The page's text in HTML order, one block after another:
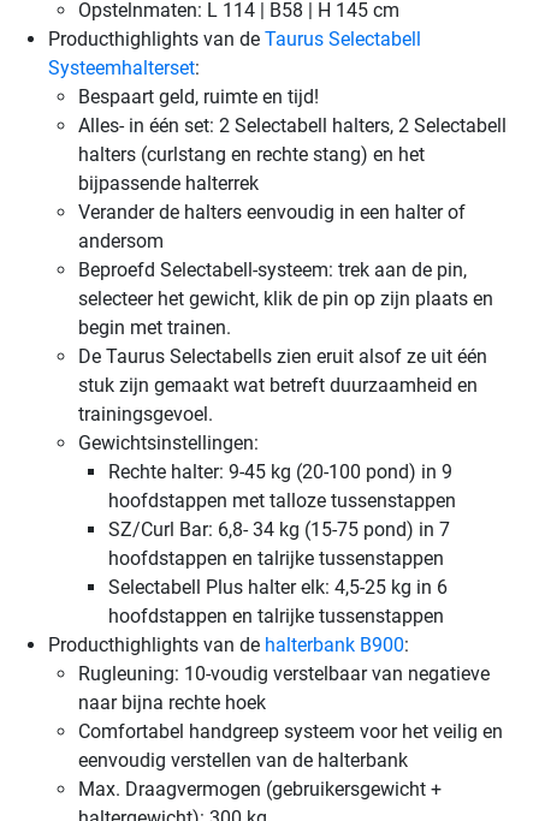
Opstelnmaten: L 114 | B58 | H 145 cm
Producthighlights van de Taurus Selectabell
Systeemhalterset:
Bespaart geld, ruimte en tijd!
Alles- in één set: 2 Selectabell halters, 2 Selectabell
halters (curlstang en rechte stang) en het
bijpassende halterrek
Verander de halters eenvoudig in een halter of
andersom
Beproefd Selectabell-systeem: trek aan de pin,
selecteer het gewicht, klik de pin op zijn plaats en
begin met trainen.
De Taurus Selectabells zien eruit alsof ze uit één
stuk zijn gemaakt wat betreft duurzaamheid en
trainingsgevoel.
Gewichtsinstellingen:
Rechte halter: 9-45 kg (20-100 pond) in 9
hoofdstappen met talloze tussenstappen
SZ/Curl Bar: 6,8- 34 kg (15-75 pond) in 7
hoofdstappen en talrijke tussenstappen
Selectabell Plus halter elk: 4,5-25 kg in 6
hoofdstappen en talrijke tussenstappen
Producthighlights van de halterbank B900:
Rugleuning: 10-voudig verstelbaar van negatieve
naar bijna rechte hoek
Comfortabel handgreep systeem voor het veilig en
eenvoudig verstellen van de halterbank
Max. Draagvermogen (gebruikersgewicht +